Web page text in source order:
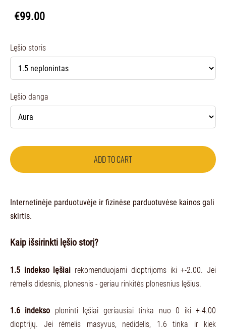
€99.00
Lęšio storis
Lęšio danga
ADD TO CART
Internetinėje parduotuvėje ir fizinėse parduotuvėse kainos gali
skirtis.
Kaip išsirinkti lęšio storį?
1.5 indekso lęšiai rekomenduojami dioptrijoms iki +-2.00. Jei
rėmelis didesnis, plonesnis - geriau rinkitės plonesnius lęšius.
1.6 indekso ploninti lęšiai geriausiai tinka nuo 0 iki +-4.00
dioptrijų. Jei rėmelis masyvus, nedidelis, 1.6 tinka ir kiek